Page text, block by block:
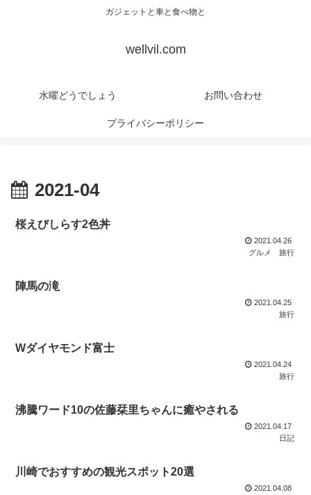
ガジェットと車と食べ物と
wellvil.com
水曜どうでしょう お問い合わせ
プライバシーポリシー
2021-04
桜えびしらす2色丼
2021.04.26
グルメ
旅行
陣馬の滝
2021.04.25
旅行
Wダイヤモンド富士
2021.04.24
旅行
沸騰ワード10の佐藤栞里ちゃんに癒やされる
2021.04.17
日記
川崎でおすすめの観光スポット20選
2021.04.08